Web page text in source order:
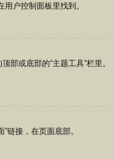
户控制面板里找到。
部或底部的“主题工具”栏里。
链接，在页面底部。